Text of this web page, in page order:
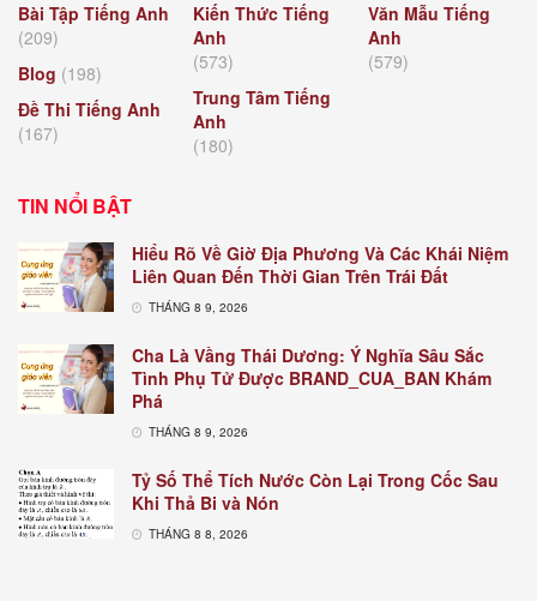
Bài Tập Tiếng Anh
(209)
Blog (198)
Đề Thi Tiếng Anh
(167)
Kiến Thức Tiếng
Anh
(573)
Trung Tâm Tiếng
Anh
(180)
Văn Mẫu Tiếng
Anh
(579)
TIN NỔI BẬT
Hiểu Rõ Về Giờ Địa Phương Và Các Khái Niệm
Liên Quan Đến Thời Gian Trên Trái Đất
THÁNG 8 9, 2026
Cha Là Vầng Thái Dương: Ý Nghĩa Sâu Sắc
Tình Phụ Tử Được BRAND_CUA_BAN Khám
Phá
THÁNG 8 9, 2026
Tỷ Số Thể Tích Nước Còn Lại Trong Cốc Sau
Khi Thả Bi và Nón
THÁNG 8 8, 2026